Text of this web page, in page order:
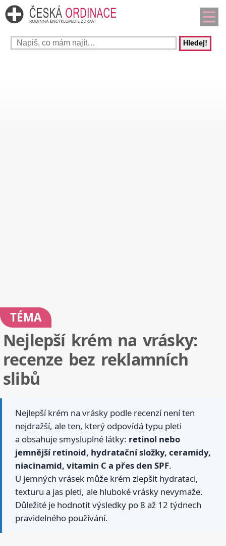
Hledej!
TÉMA
Nejlepší krém na vrásky:
recenze bez reklamních
slibů
Nejlepší krém na vrásky podle recenzí není ten
nejdražší, ale ten, který odpovídá typu pleti
a obsahuje smysluplné látky: retinol nebo
jemnější retinoid, hydratační složky, ceramidy,
niacinamid, vitamin C a přes den SPF.
U jemných vrásek může krém zlepšit hydrataci,
texturu a jas pleti, ale hluboké vrásky nevymaže.
Důležité je hodnotit výsledky po 8 až 12 týdnech
pravidelného používání.